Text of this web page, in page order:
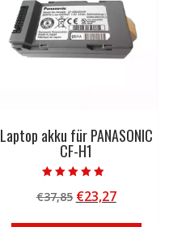
Laptop akku für PANASONIC
CF-H1
4.50
von 5
€37,85 Ursprünglicher
€23,27